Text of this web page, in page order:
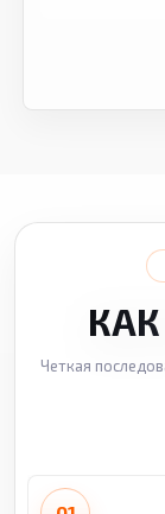
Четкая